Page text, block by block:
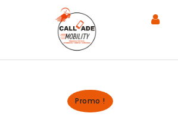
CALLADE MOBILITY
Promo !